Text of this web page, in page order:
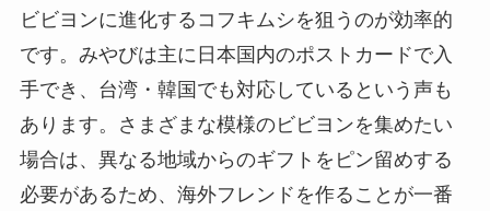
ビビヨンに進化するコフキムシを狙うのが効率的
です。みやびは主に日本国内のポストカードで入
手でき、台湾・韓国でも対応しているという声も
あります。さまざまな模様のビビヨンを集めたい
場合は、異なる地域からのギフトをピン留めする
必要があるため、海外フレンドを作ることが一番